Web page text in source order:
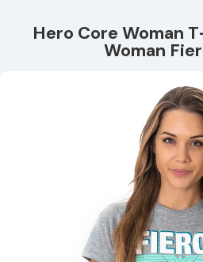
Hero Core Woman
Woman